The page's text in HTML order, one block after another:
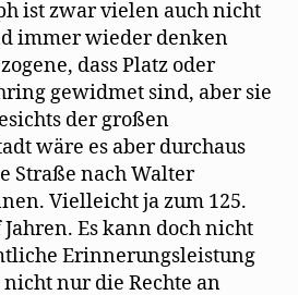
ist zwar vielen auch nicht
immer wieder denken
dass Platz oder
gewidmet sind, aber sie
der großen
wäre es aber durchaus
Straße nach Walter
Vielleicht ja zum 125.
Es kann doch nicht
Erinnerungsleistung
nur die Rechte an